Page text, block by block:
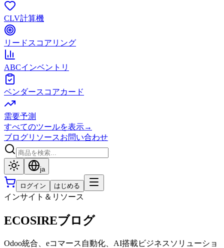
CLV計算機
リードスコアリング
ABCインベントリ
ベンダースコアカード
需要予測
すべてのツールを表示→
ブログリソースお問い合わせ
ja
ログイン はじめる
インサイト＆リソース
ECOSIREブログ
Odoo統合、eコマース自動化、AI搭載ビジネスソリューショ